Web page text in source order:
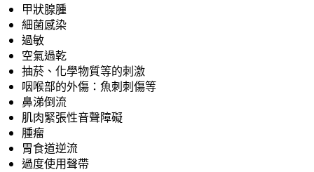
甲狀腺腫
細菌感染
過敏
空氣過乾
抽菸、化學物質等的刺激
咽喉部的外傷：魚刺刺傷等
鼻涕倒流
肌肉緊張性音聲障礙
腫瘤
胃食道逆流
過度使用聲帶